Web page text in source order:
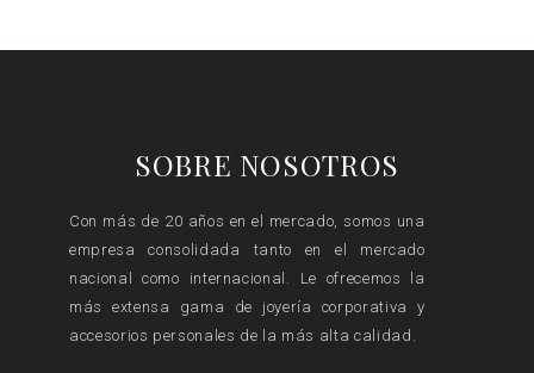
SOBRE NOSOTROS
Con más de 20 años en el mercado, somos una
empresa consolidada tanto en el mercado
nacional como internacional. Le ofrecemos la
más extensa gama de joyería corporativa y
accesorios personales de la más alta calidad.